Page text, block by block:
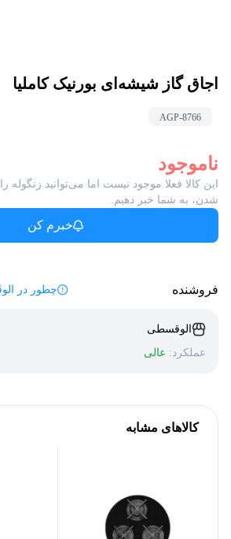
اجاق گاز شیشه‌ای بورنیک کاملیا
AGP-8766
ناموجود
این کالا فعلا موجود نیست اما می‌توانید زنگوله
شدن، به شما خبر دهیم.
خبرم کن
فروشنده چطور در
الوقسطی
عملکرد: عالی
کالاهای مشابه